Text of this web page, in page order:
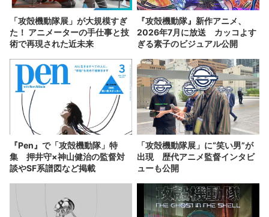
「攻殻機動隊展」が大規模すぎ
た！ アニメーターの手仕事と技
術で再現された近未来
『攻殻機動隊』新作アニメ、
2026年7月に放送 カッコよす
ぎる素子のビジュアル公開
『Pen』で「攻殻機動隊」特
集 押井守×神山健治の監督対
談やSF系譜図など掲載
「攻殻機動隊展」に“笑い男”が
出現 歴代アニメ監督インタビ
ューも公開